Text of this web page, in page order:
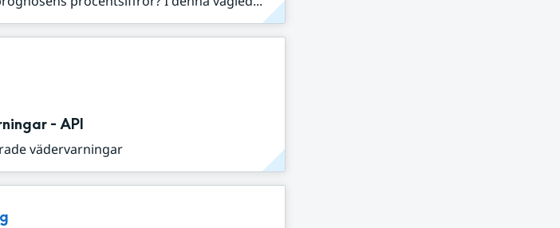
- API
vädervarningar